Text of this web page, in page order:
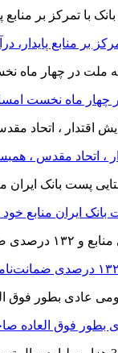
بر منابع
نخست امسال از 14.5
، اتحاد مقدس ،
فوق العاده